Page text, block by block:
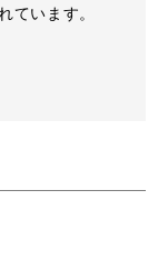
ています。